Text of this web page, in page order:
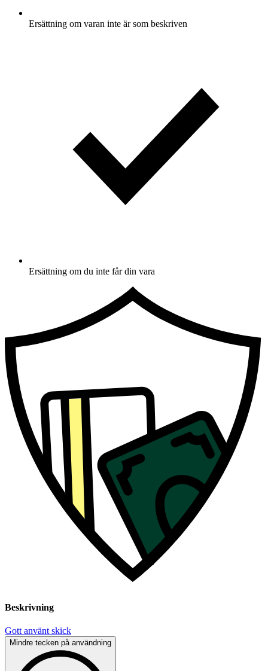
Ersättning om varan inte är som beskriven
Ersättning om du inte får din vara
Beskrivning
Gott använt skick
Mindre tecken på användning